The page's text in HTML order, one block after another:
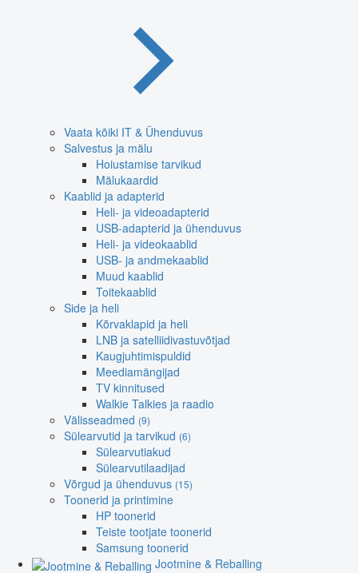
Vaata kõiki IT & Ühenduvus
Salvestus ja mälu
Hoiustamise tarvikud
Mälukaardid
Kaablid ja adapterid
Heli- ja videoadapterid
USB-adapterid ja ühenduvus
Heli- ja videokaablid
USB- ja andmekaablid
Muud kaablid
Toitekaablid
Side ja heli
Kõrvaklapid ja heli
LNB ja satelliidivastuvõtjad
Kaugjuhtimispuldid
Meediamängijad
TV kinnitused
Walkie Talkies ja raadio
Välisseadmed (9)
Sülearvutid ja tarvikud (6)
Sülearvutiakud
Sülearvutilaadijad
Võrgud ja ühenduvus (15)
Toonerid ja printimine
HP toonerid
Teiste tootjate toonerid
Samsung toonerid
Jootmine & Reballing